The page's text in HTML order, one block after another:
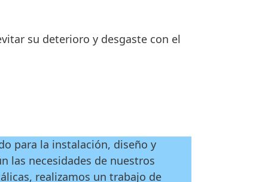
su deterioro y desgaste con el
para la instalación, diseño y
las necesidades de nuestros
realizamos un trabajo de